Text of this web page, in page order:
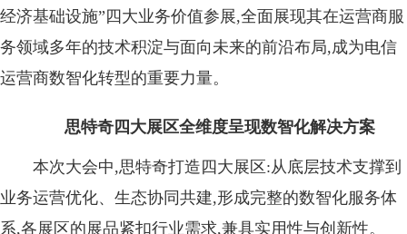
经济基础设施”四大业务价值参展,全面展现其在运营商服
务领域多年的技术积淀与面向未来的前沿布局,成为电信
运营商数智化转型的重要力量。
思特奇 四 大展区全维度呈现数智化解决方案
本次大会中,思特奇打造四大展区:从底层技术支撑到
业务运营优化、生态协同共建,形成完整的数智化服务体
系,各展区的展品紧扣行业需求,兼具实用性与创新性。